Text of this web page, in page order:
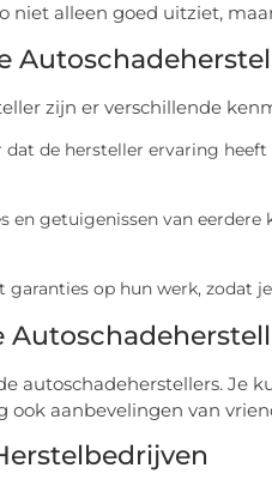
niet alleen goed uitziet,
zijn er verschillende
dat de hersteller ervaring
en getuigenissen van
garanties op hun werk, zodat
autoschadeherstellers. Je
ook aanbevelingen van